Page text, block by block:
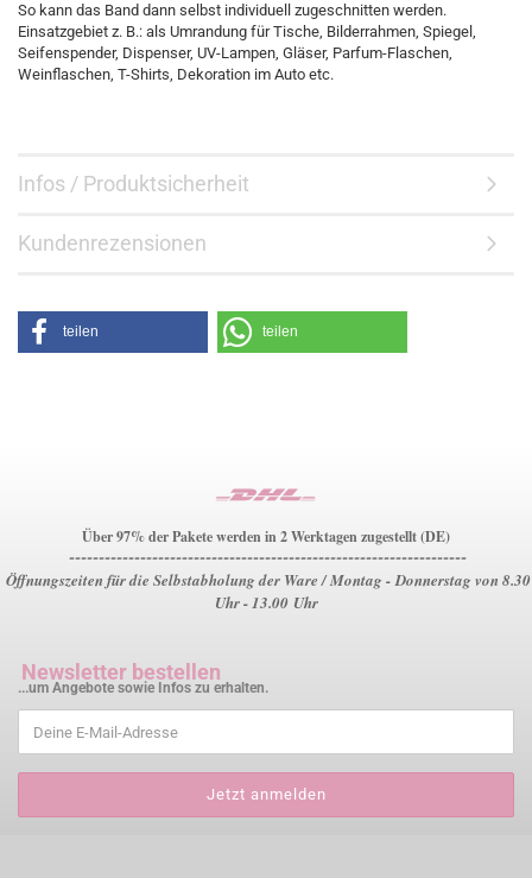
So kann das Band dann selbst individuell zugeschnitten werden.
Einsatzgebiet z. B.: als Umrandung für Tische, Bilderrahmen, Spiegel,
Seifenspender, Dispenser, UV-Lampen, Gläser, Parfum-Flaschen,
Weinflaschen, T-Shirts, Dekoration im Auto etc.
Infos / Produktsicherheit
Kundenrezensionen
teilen teilen
Über 97% der Pakete werden in 2 Werktagen zugestellt (DE)
-------------------------------------------------------------------
Öffnungszeiten für die Selbstabholung der Ware / Montag - Donnerstag von 8.30
Uhr - 13.00 Uhr
Newsletter bestellen
...um Angebote sowie Infos zu erhalten.